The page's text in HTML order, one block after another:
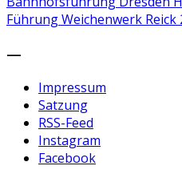
Führung Weichenwerk Reick
—
Impressum
Satzung
RSS-Feed
Instagram
Facebook